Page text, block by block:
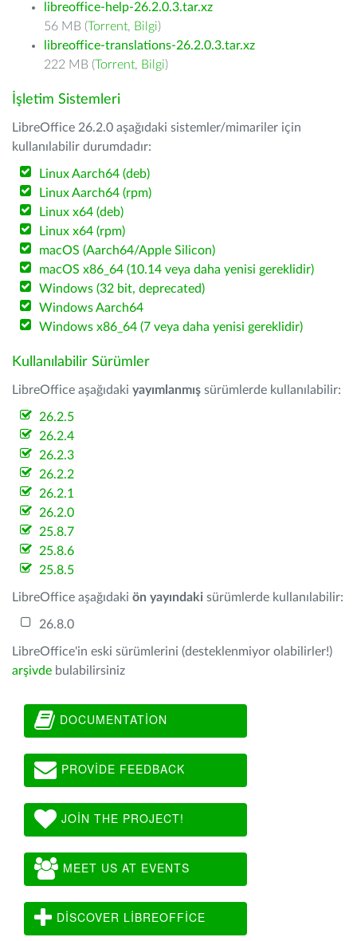
libreoffice-help-26.2.0.3.tar.xz
56 MB (Torrent, Bilgi)
libreoffice-translations-26.2.0.3.tar.xz
222 MB (Torrent, Bilgi)
İşletim Sistemleri
LibreOffice 26.2.0 aşağıdaki sistemler/mimariler için
kullanılabilir durumdadır:
Linux Aarch64 (deb)
Linux Aarch64 (rpm)
Linux x64 (deb)
Linux x64 (rpm)
macOS (Aarch64/Apple Silicon)
macOS x86_64 (10.14 veya daha yenisi gereklidir)
Windows (32 bit, deprecated)
Windows Aarch64
Windows x86_64 (7 veya daha yenisi gereklidir)
Kullanılabilir Sürümler
LibreOffice aşağıdaki yayımlanmış sürümlerde kullanılabilir:
26.2.5
26.2.4
26.2.3
26.2.2
26.2.1
26.2.0
25.8.7
25.8.6
25.8.5
LibreOffice aşağıdaki ön yayındaki sürümlerde kullanılabilir:
26.8.0
LibreOffice'in eski sürümlerini (desteklenmiyor olabilirler!)
arşivde bulabilirsiniz
DOCUMENTATION
PROVIDE FEEDBACK
JOIN THE PROJECT!
MEET US AT EVENTS
DISCOVER LIBREOFFICE